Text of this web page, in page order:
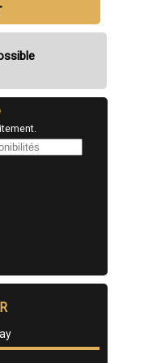
Pal-de-Mons
Julien-Chapteuil
à Saugues
à Lantriac
Salomon
à Blavozy
sur-Loire
à Aiguilhe
d'Allier
à Lapte
à Vorey
à Rosières
sur-Allagnon
Brioude
sur-Loire
à Riotord
en-Velay
Fontannes
Saint-Voy